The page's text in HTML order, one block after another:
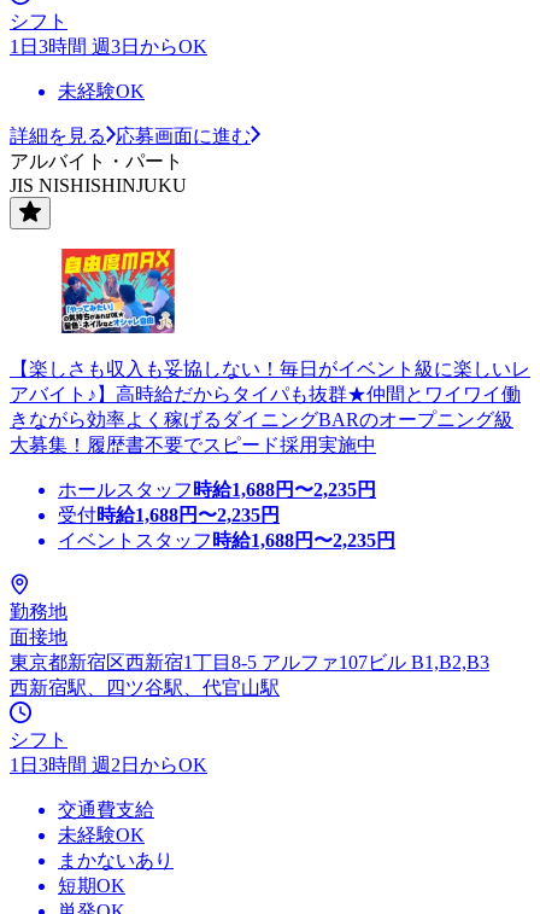
シフト
1日3時間 週3日からOK
未経験OK
詳細を見る
応募画面に進む
アルバイト・パート
JIS NISHISHINJUKU
【楽しさも収入も妥協しない！毎日がイベント級に楽しいレ
アバイト♪】高時給だからタイパも抜群★仲間とワイワイ働
きながら効率よく稼げるダイニングBARのオープニング級
大募集！履歴書不要でスピード採用実施中
ホールスタッフ 時給1,688円〜2,235円
受付時給1,688円〜2,235円
イベントスタッフ 時給1,688円〜2,235円
勤務地
面接地
東京都新宿区西新宿1丁目8-5 アルファ107ビル B1,B2,B3
西新宿駅、四ツ谷駅、代官山駅
シフト
1日3時間 週2日からOK
交通費支給
未経験OK
まかないあり
短期OK